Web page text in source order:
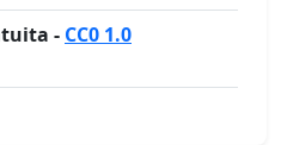
- CC0 1.0